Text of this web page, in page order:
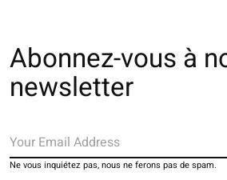
Abonnez-vous à
newsletter
Ne vous inquiétez pas, nous ne ferons pas de spam.